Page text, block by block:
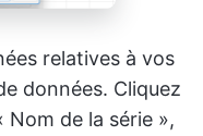
relatives à vos
données. Cliquez
Nom de la série »,